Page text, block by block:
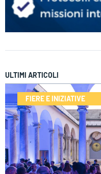
ULTIMI ARTICOLI
FIERE E INIZIATIVE